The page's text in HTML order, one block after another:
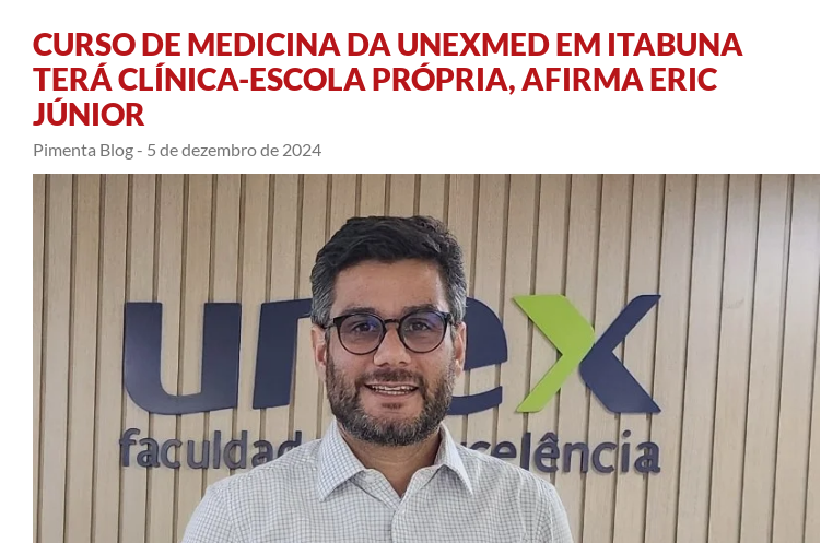
CURSO DE MEDICINA DA UNEXMED EM ITABUNA
TERÁ CLÍNICA-ESCOLA PRÓPRIA, AFIRMA ERIC
JÚNIOR
Pimenta Blog - 5 de dezembro de 2024